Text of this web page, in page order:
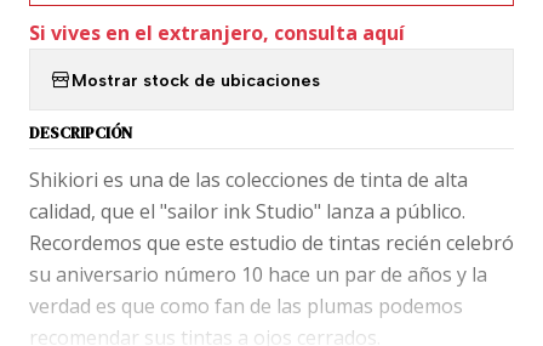
Si vives en el extranjero, consulta aquí
Mostrar stock de ubicaciones
DESCRIPCIÓN
Shikiori es una de las colecciones de tinta de alta
calidad, que el "sailor ink Studio" lanza a público.
Recordemos que este estudio de tintas recién celebró
su aniversario número 10 hace un par de años y la
verdad es que como fan de las plumas podemos
recomendar sus tintas a ojos cerrados.